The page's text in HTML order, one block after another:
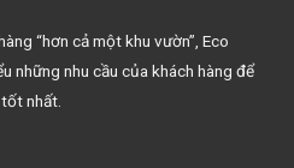
“hơn cả một khu vườn”, Eco
những nhu cầu của khách hàng để
nhất.